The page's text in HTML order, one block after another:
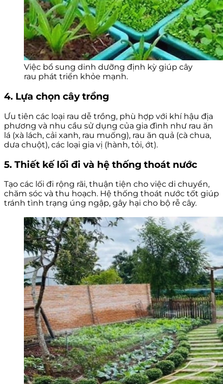
Việc bổ sung dinh dưỡng định kỳ giúp cây
rau phát triển khỏe mạnh.
4. Lựa chọn cây trồng
Ưu tiên các loại rau dễ trồng, phù hợp với khí hậu địa
phương và nhu cầu sử dụng của gia đình như rau ăn
lá (xà lách, cải xanh, rau muống), rau ăn quả (cà chua,
dưa chuột), các loại gia vị (hành, tỏi, ớt).
5. Thiết kế lối đi và hệ thống thoát nước
Tạo các lối đi rộng rãi, thuận tiện cho việc di chuyển,
chăm sóc và thu hoạch. Hệ thống thoát nước tốt giúp
tránh tình trạng úng ngập, gây hại cho bộ rễ cây.